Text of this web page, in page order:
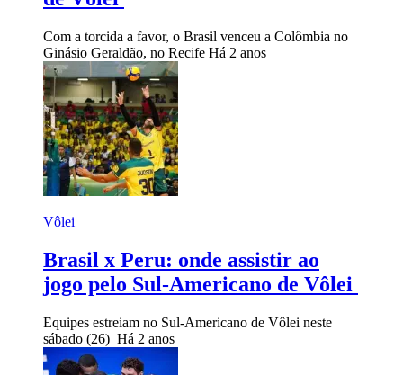
Com a torcida a favor, o Brasil venceu a Colômbia no
Ginásio Geraldão, no Recife Há 2 anos
Vôlei
Brasil x Peru: onde assistir ao
jogo pelo Sul-Americano de Vôlei
Equipes estreiam no Sul-Americano de Vôlei neste
sábado (26) Há 2 anos